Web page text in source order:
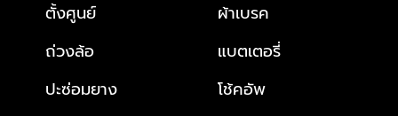
ตั้งศูนย์
ถ่วงล้อ
ปะซ่อมยาง
ผ้าเบรค
แบตเตอรี่
โช้คอัพ